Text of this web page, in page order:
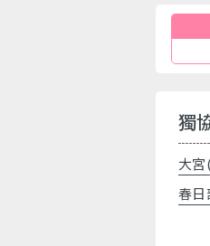
獨
大
春日